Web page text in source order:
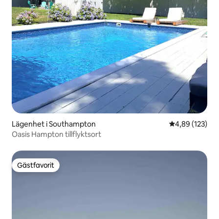
Lägenhet i Southampton 4,89 av 5 i
4,89 (123)
Oasis Hampton tillflyktsort
Gästfavorit
Gästfavorit